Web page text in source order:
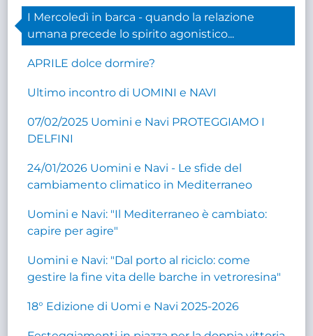
I Mercoledì in barca - quando la relazione
umana precede lo spirito agonistico...
APRILE dolce dormire?
Ultimo incontro di UOMINI e NAVI
07/02/2025 Uomini e Navi PROTEGGIAMO I
DELFINI
24/01/2026 Uomini e Navi - Le sfide del
cambiamento climatico in Mediterraneo
Uomini e Navi: "Il Mediterraneo è cambiato:
capire per agire"
Uomini e Navi: "Dal porto al riciclo: come
gestire la fine vita delle barche in vetroresina"
18° Edizione di Uomi e Navi 2025-2026